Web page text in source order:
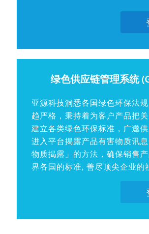
绿色供应链管理系统
亚源科技洞悉各国绿色环保法
趋严格，秉持着为客户产品把关
建立各类绿色环保标准，广邀
进入平台揭露产品有害物质讯
物质揭露」的方法，确保销售
界各国的标准, 善尽顶尖企业的